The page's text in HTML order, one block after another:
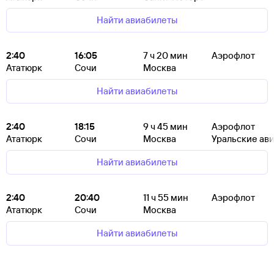
Найти авиабилеты
2:40
Ататюрк
16:05
Сочи
7ч 20 мин
Москва
Аэрофлот
Найти авиабилеты
2:40
Ататюрк
18:15
Сочи
9ч 45 мин
Москва
Аэрофлот
Уральские
Найти авиабилеты
2:40
Ататюрк
20:40
Сочи
11ч 55 мин
Москва
Аэрофлот
Найти авиабилеты